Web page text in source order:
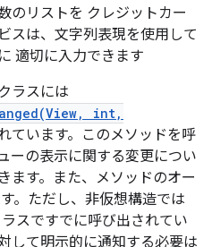
のリストを クレジットカー
スは、文字列表現を使用して
適切に入力できます
クラスには
int,
ています。このメソッドを呼
ーの表示に関する変更につい
ます。また、メソッドのオー
。ただし、非仮想構造では
ラスですでに呼び出されてい
して明示的に通知する必要は